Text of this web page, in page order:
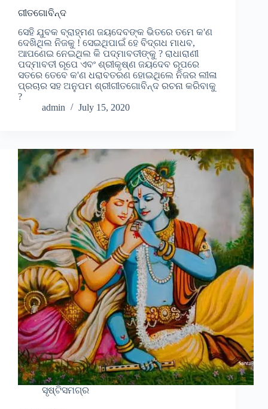
ଗୀତଗୋବିନ୍ଦ
ସେହି ଯୁବକ ବ୍ରାହ୍ମଣ ଜୟଦେବଙ୍କ ଭିତରେ ତମେ କ'ଣ
ଦେଖିଥିଲ ନିଜକୁ ! ସେଇଥିପାଇଁ ହେ ବିଦ୍ଗଧ ମାଧବ,
ଆପଣେଇ ନେଇଥିଲ କି ପଦ୍ମାବତୀଙ୍କୁ ? ରାଧାରାଣୀ
ପଦ୍ମାବତୀ ରୂପେ ଏବଂ ଶ୍ରୀକୃଷ୍ଣ ଜୟଦେବ ରୂପରେ
ସତରେ ତେବେ କ'ଣ ଧରାବତରଣ ହୋଇଥିଲେ ନିଜର ଲୀଳା
ପ୍ରଚାର ସହ ଅନୁପମ ଶ୍ରୀଗୀତଗୋବିନ୍ଦ ରଚନା କରିବାକୁ
?
admin
July 15, 2020
ସୃଷ୍ଟିସମଗ୍ର